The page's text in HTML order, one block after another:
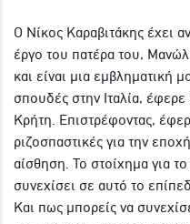
Ο Νίκος Καραβιτάκης έχει
έργο του πατέρα του,
και είναι μια εμβληματική
σπουδές στην Ιταλία,
Κρήτη. Επιστρέφοντας,
ριζοσπαστικές για την
αίσθηση. Το στοίχημα για
συνεχίσει σε αυτό το
Και πως μπορείς να